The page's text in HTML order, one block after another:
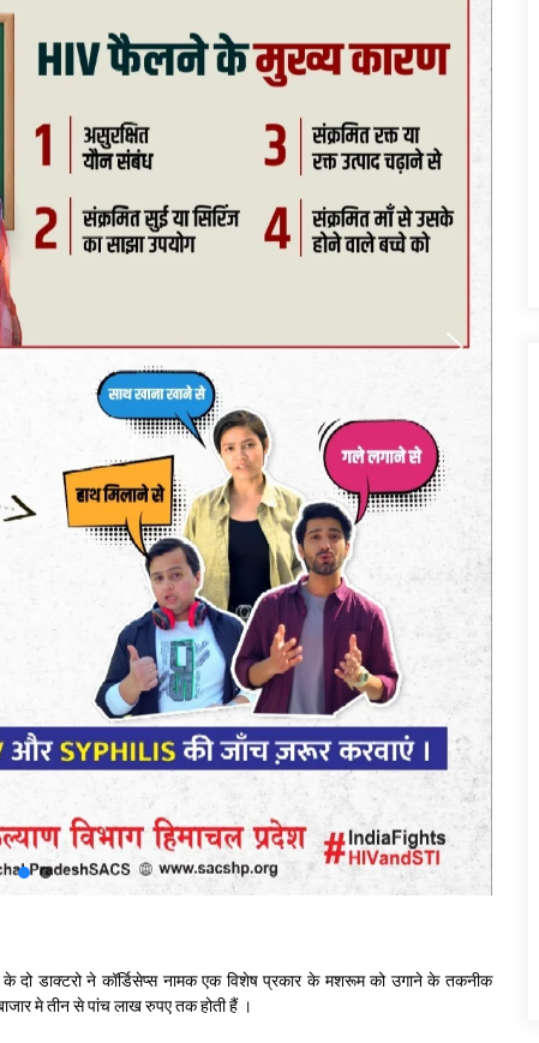
दो डाक्टरो ने कॉर्डिसेप्स नामक एक विशेष प्रकार के मशरूम को उगाने के तकनीक
मे तीन से पांच लाख रुपए तक होती हैं ।